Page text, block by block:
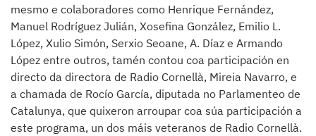
mesmo e colaboradores como Henrique Fernández,
Manuel Rodríguez Julián, Xosefina González, Emilio L.
López, Xulio Simón, Serxio Seoane, A. Díaz e Armando
López entre outros, tamén contou coa participación en
directo da directora de Radio Cornellà, Mireia Navarro, e
a chamada de Rocío García, diputada no Parlamenteo de
Catalunya, que quixeron arroupar coa súa participación a
este programa, un dos máis veteranos de Radio Cornellà.